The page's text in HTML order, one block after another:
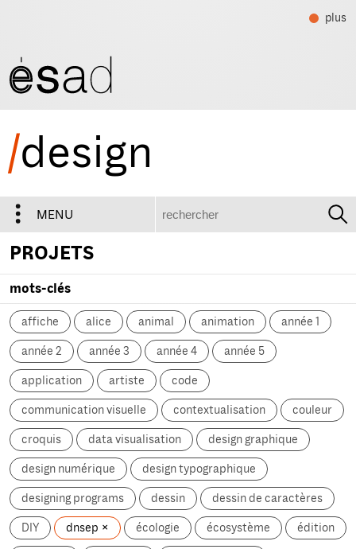
plus
/design
MENU
PROJETS
mots-clés
affiche alice animal animation année 1
année 2 année 3 année 4 année 5
application artiste code
communication visuelle contextualisation couleur
croquis data visualisation design graphique
design numérique design typographique
designing programs dessin dessin de caractères
DIY dnsep écologie écosystème édition